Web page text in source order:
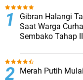
Gibran Halangi
Saat Warga
Sembako Tahap II
Merah Putih